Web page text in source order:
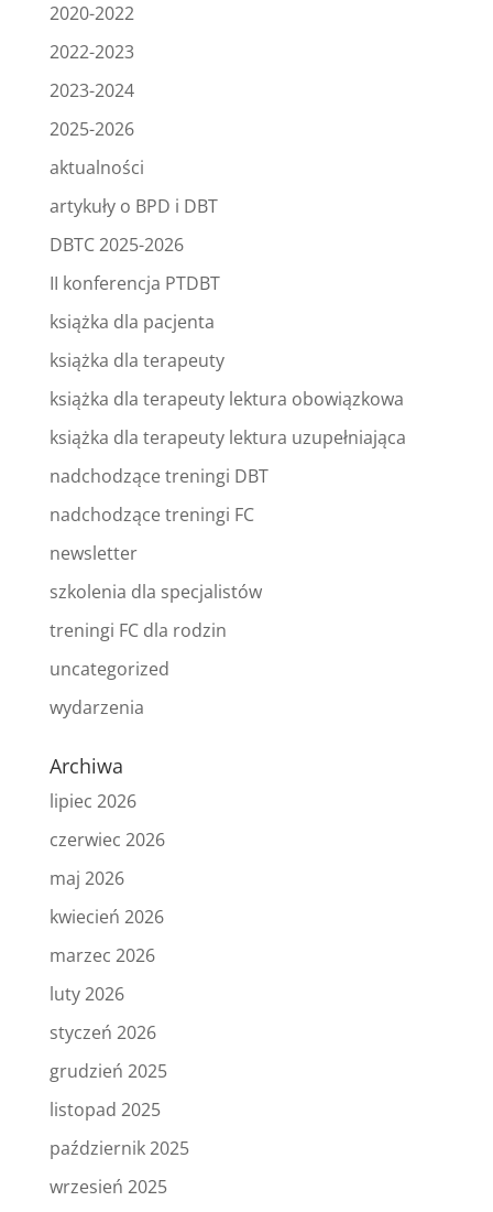
2020-2022
2022-2023
2023-2024
2025-2026
aktualności
artykuły o BPD i DBT
DBTC 2025-2026
II konferencja PTDBT
książka dla pacjenta
książka dla terapeuty
książka dla terapeuty lektura obowiązkowa
książka dla terapeuty lektura uzupełniająca
nadchodzące treningi DBT
nadchodzące treningi FC
newsletter
szkolenia dla specjalistów
treningi FC dla rodzin
uncategorized
wydarzenia
Archiwa
lipiec 2026
czerwiec 2026
maj 2026
kwiecień 2026
marzec 2026
luty 2026
styczeń 2026
grudzień 2025
listopad 2025
październik 2025
wrzesień 2025